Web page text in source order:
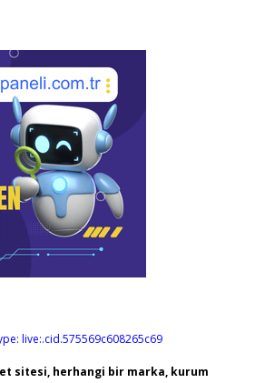
live:.cid.575569c608265c69
sitesi, herhangi bir marka, kurum